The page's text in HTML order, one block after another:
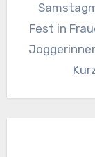
Fest in